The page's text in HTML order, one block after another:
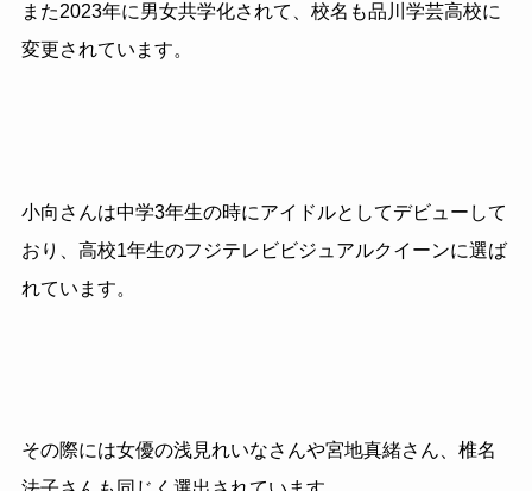
また2023年に男女共学化されて、校名も品川学芸高校に
変更されています。
小向さんは中学3年生の時にアイドルとしてデビューして
おり、高校1年生のフジテレビビジュアルクイーンに選ば
れています。
その際には女優の浅見れいなさんや宮地真緒さん、椎名